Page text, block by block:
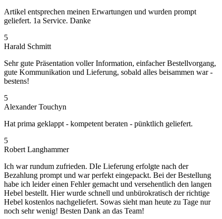
Artikel entsprechen meinen Erwartungen und wurden prompt
geliefert. 1a Service. Danke
5
Harald Schmitt
Sehr gute Präsentation voller Information, einfacher Bestellvorgang,
gute Kommunikation und Lieferung, sobald alles beisammen war -
bestens!
5
Alexander Touchyn
Hat prima geklappt - kompetent beraten - pünktlich geliefert.
5
Robert Langhammer
Ich war rundum zufrieden. DIe Lieferung erfolgte nach der
Bezahlung prompt und war perfekt eingepackt. Bei der Bestellung
habe ich leider einen Fehler gemacht und versehentlich den langen
Hebel bestellt. Hier wurde schnell und unbürokratisch der richtige
Hebel kostenlos nachgeliefert. Sowas sieht man heute zu Tage nur
noch sehr wenig! Besten Dank an das Team!